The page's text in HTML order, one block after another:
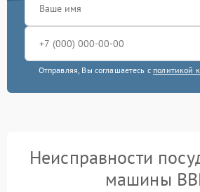
Отправляя, Вы соглашаетесь с политикой
Неисправности
машины